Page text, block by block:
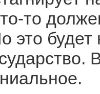
то
это будет